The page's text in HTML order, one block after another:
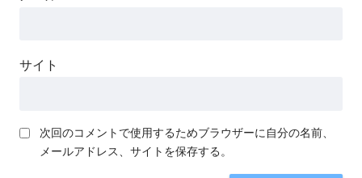
サイト
次回のコメントで使用するためブラウザーに自分の名前、
メールアドレス、サイトを保存する。